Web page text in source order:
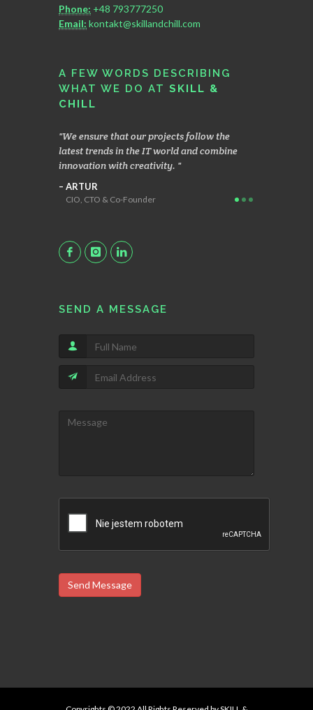
Phone: +48 793777250
Email: kontakt@skillandchill.com
A FEW WORDS DESCRIBING
WHAT WE DO AT SKILL &
CHILL
We ensure that our projects follow the
latest trends in the IT world and combine
innovation with creativity.
ARTUR
CIO, CTO & Co-Founder
SEND A MESSAGE
Send Message